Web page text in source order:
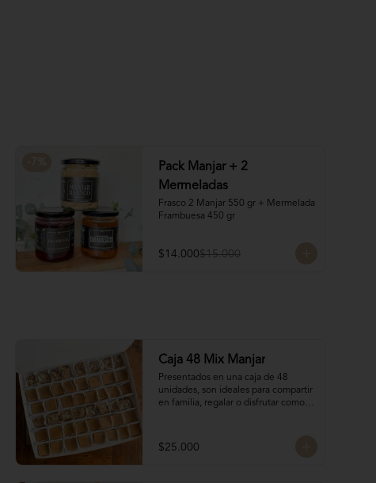
Pack Manjar + 2
Mermeladas
Frasco 2 Manjar 550 gr + Mermelada
Frambuesa 450 gr
$14.000$15.000
Caja 48 Mix Manjar
Presentados en una caja de 48
unidades, son ideales para compartir
en familia, regalar o disfrutar como
16 Bocados de San Estanislao
16 Bocados Manjar Nuez Duro
$25.000